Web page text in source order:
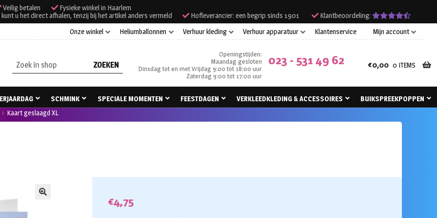
Veilig betalen
Fysieke winkel in Haarlem
u het direct afhalen, tenzij bij het artikel anders vermeld
Hofleverancier: een begrip sinds 1901
Klantbeoordeling:
Onze winkel
Heliumballonnen Verhuur kleding Verhuur apparatuur Klantenservice Mijn account
Zoeken
naar:
Openingstijden:
Maandag gesloten
Dinsdag tot en met Vrijdag 9:00 tot 18:00 uur
Zaterdag 9:00 tot 17:00 uur
023 - 531 49 62 €0,00 0 ITEMS
SCHMINK SPECIALE MOMENTEN FEESTDAGEN VERKLEEDKLEDING & ACCESSOIRES
BUIKSPREEKPOPPEN
Kaart geslaagd XL
€4,75